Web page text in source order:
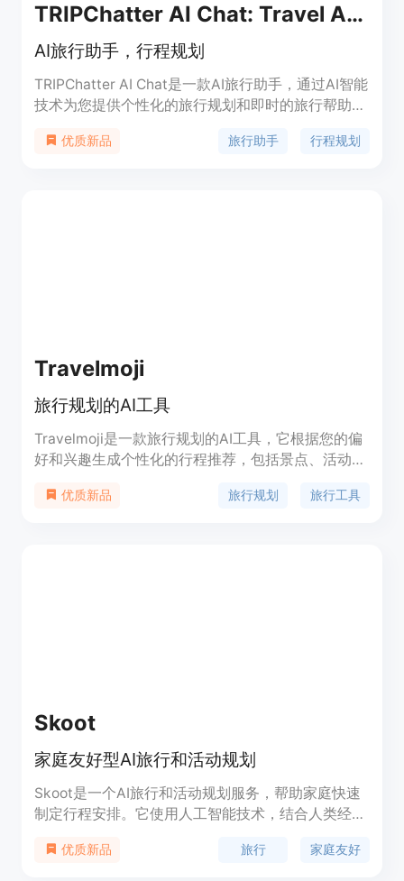
TRIPChatter AI Chat: Travel Assistant
AI旅行助手，行程规划
TRIPChatter AI Chat是一款AI旅行助手，通过AI智能
技术为您提供个性化的旅行规划和即时的旅行帮助。
并获取最新的旅行信息。TRIPChatter AI Chat将帮
优质新品 旅行助手 行程规划
Travelmoji
旅行规划的AI工具
Travelmoji是一款旅行规划的AI工具，它根据您的偏
好和兴趣生成个性化的行程推荐，包括景点、活动和
即可获得您的旅行行程。
优质新品 旅行规划 旅行工具
Skoot
家庭友好型AI旅行和活动规划
Skoot是一个AI旅行和活动规划服务，帮助家庭快速
制定行程安排。它使用人工智能技术，结合人类经
Skoot提供定制化的行程安排，包括景点、活动、天
优质新品 旅行 家庭友好